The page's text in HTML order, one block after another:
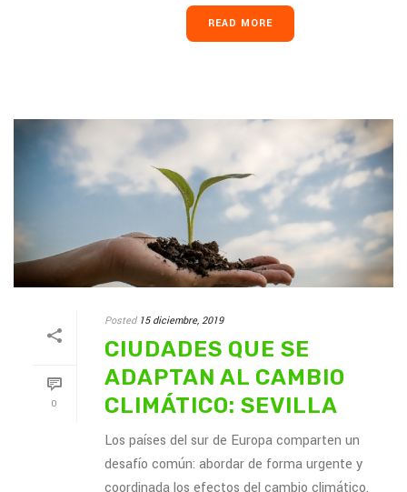
READ MORE
0
Posted 15 diciembre, 2019
CIUDADES QUE SE
ADAPTAN AL CAMBIO
CLIMÁTICO: SEVILLA
Los países del sur de Europa comparten un
desafío común: abordar de forma urgente y
coordinada los efectos del cambio climático.